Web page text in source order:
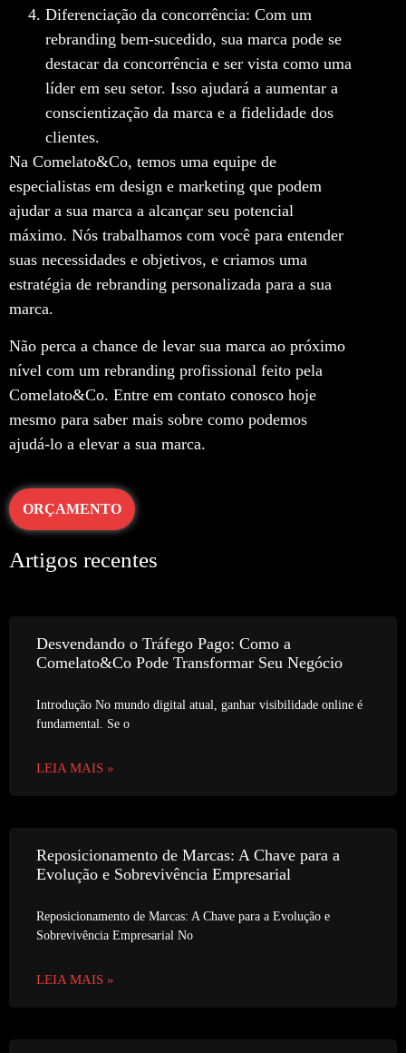
Diferenciação da concorrência: Com um
rebranding bem-sucedido, sua marca pode se
destacar da concorrência e ser vista como uma
líder em seu setor. Isso ajudará a aumentar a
conscientização da marca e a fidelidade dos
clientes.
Na Comelato&Co, temos uma equipe de
especialistas em design e marketing que podem
ajudar a sua marca a alcançar seu potencial
máximo. Nós trabalhamos com você para entender
suas necessidades e objetivos, e criamos uma
estratégia de rebranding personalizada para a sua
marca.
Não perca a chance de levar sua marca ao próximo
nível com um rebranding profissional feito pela
Comelato&Co. Entre em contato conosco hoje
mesmo para saber mais sobre como podemos
ajudá-lo a elevar a sua marca.
ORÇAMENTO
Artigos recentes
Desvendando o Tráfego Pago: Como a
Comelato&Co Pode Transformar Seu Negócio
Introdução No mundo digital atual, ganhar visibilidade online é
fundamental. Se o
LEIA MAIS »
Reposicionamento de Marcas: A Chave para a
Evolução e Sobrevivência Empresarial
Reposicionamento de Marcas: A Chave para a Evolução e
Sobrevivência Empresarial No
LEIA MAIS »